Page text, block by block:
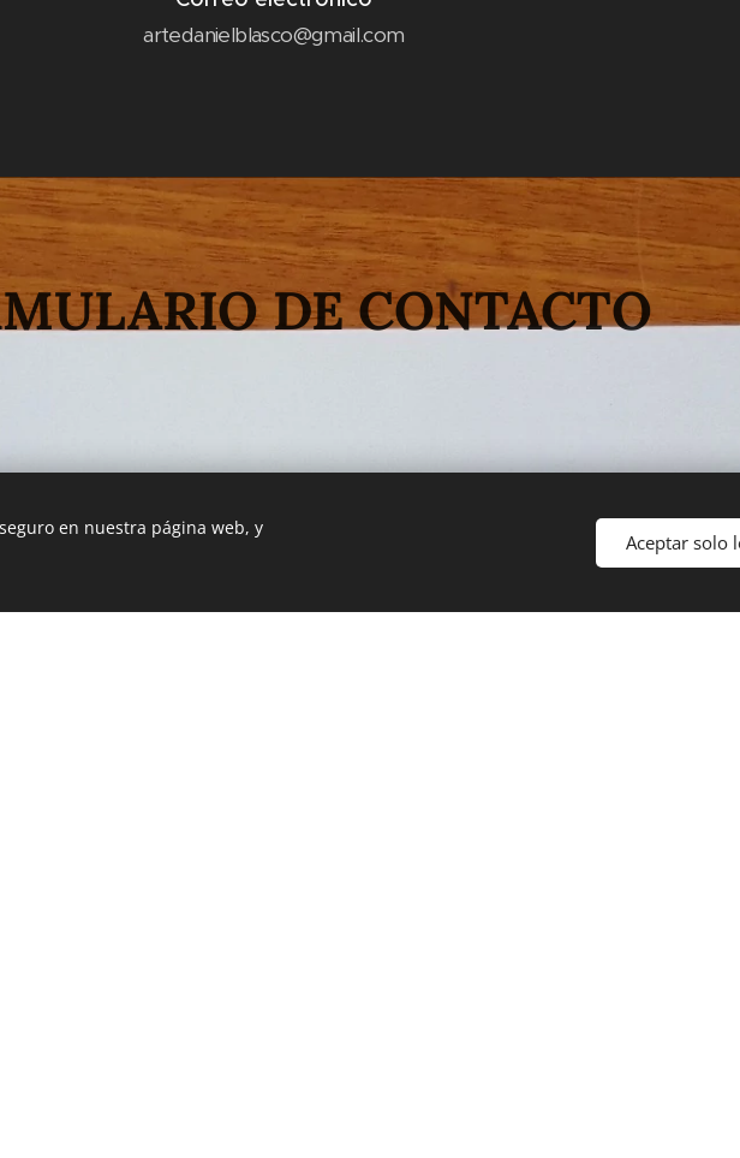
artedanielblasco@gmail.com
DE CONTACTO
en nuestra página web, y
Aceptar solo